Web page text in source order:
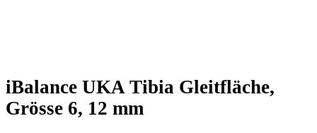
iBalance UKA Tibia Gleitfläche,
Grösse 6, 12 mm